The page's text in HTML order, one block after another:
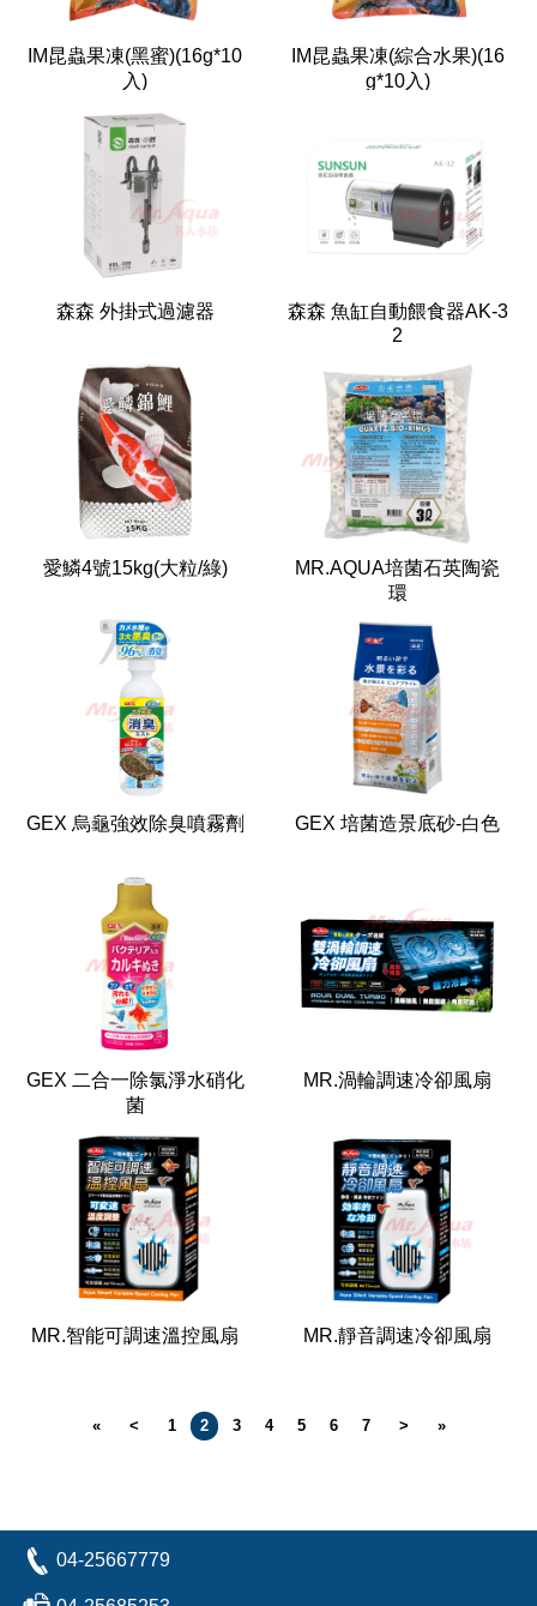
IM昆蟲果凍(黑蜜)(16g*10
入)
IM昆蟲果凍(綜合水果)(16
g*10入)
森森 外掛式過濾器
森森 魚缸自動餵食器AK-3
2
愛鱗4號15kg(大粒/綠)
MR.AQUA培菌石英陶瓷
環
GEX 烏龜強效除臭噴霧劑 GEX 培菌造景底砂-白色
GEX 二合一除氯淨水硝化
菌
MR.渦輪調速冷卻風扇
MR.智能可調速溫控風扇 MR.靜音調速冷卻風扇
« < 1 2 3 4 5 6 7 > »
04-25667779